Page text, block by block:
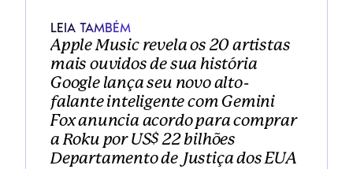
LEIA TAMBÉM
Apple Music revela os 20 artistas
mais ouvidos de sua história
Google lança seu novo alto-
falante inteligente com Gemini
Fox anuncia acordo para comprar
a Roku por US$ 22 bilhões
Departamento de Justiça dos EUA